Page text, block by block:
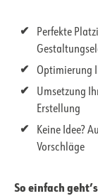
Perfekte
Optimierung
Umsetzung
Erstellung
Keine Idee?
Vorschläge
So einfach